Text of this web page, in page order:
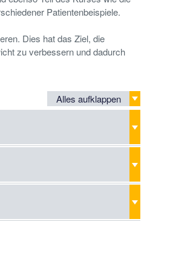
Patientenbeispiele.
Dies hat das Ziel, die
zu verbessern und dadurch
Alles aufklappen